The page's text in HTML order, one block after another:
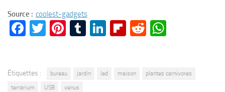
Source : coolest-gadgets
Facebook
TwitterPinterest
TumblrLinkedIn
Flipboard
Reddit
Étiquettes : bureau jardin led maison
plantes carnivores
terrarium
USB venus